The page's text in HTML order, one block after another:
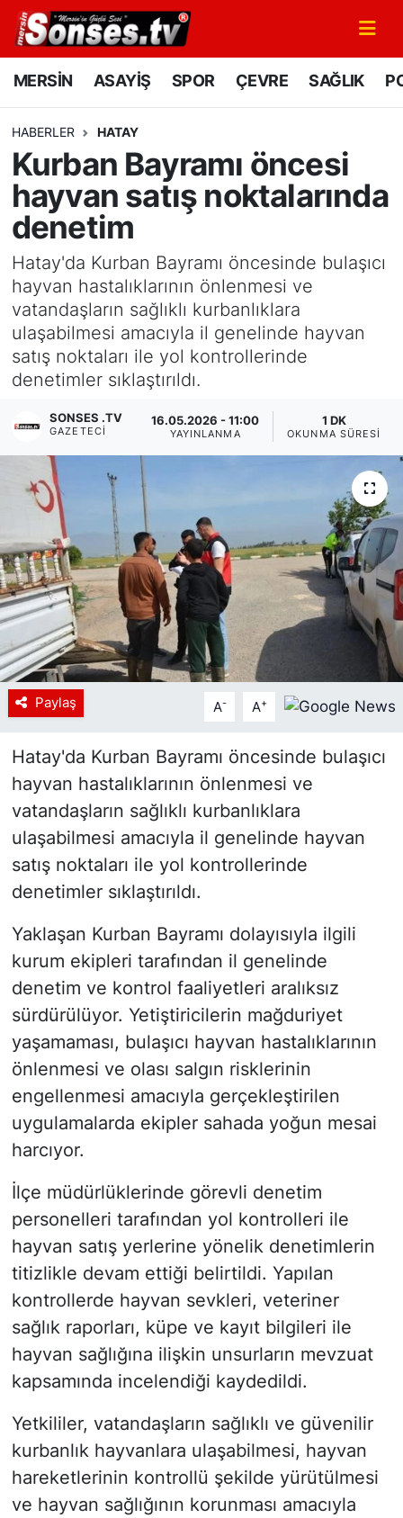
MERSİN ASAYİŞ SPOR ÇEVRE SAĞLIK
HABERLER HATAY
Kurban Bayramı öncesi
hayvan satış noktalarında
denetim
Hatay'da Kurban Bayramı öncesinde bulaşıcı
hayvan hastalıklarının önlenmesi ve
vatandaşların sağlıklı kurbanlıklara
ulaşabilmesi amacıyla il genelinde hayvan
satış noktaları ile yol kontrollerinde
denetimler sıklaştırıldı.
SONSES .TV
GAZETECI
16.05.2026 - 11:00
YAYINLANMA
1 DK
OKUNMA SÜRESI
Paylaş A- A+
Hatay'da Kurban Bayramı öncesinde bulaşıcı
hayvan hastalıklarının önlenmesi ve
vatandaşların sağlıklı kurbanlıklara
ulaşabilmesi amacıyla il genelinde hayvan
satış noktaları ile yol kontrollerinde
denetimler sıklaştırıldı.
Yaklaşan Kurban Bayramı dolayısıyla ilgili
kurum ekipleri tarafından il genelinde
denetim ve kontrol faaliyetleri aralıksız
sürdürülüyor. Yetiştiricilerin mağduriyet
yaşamaması, bulaşıcı hayvan hastalıklarının
önlenmesi ve olası salgın risklerinin
engellenmesi amacıyla gerçekleştirilen
uygulamalarda ekipler sahada yoğun mesai
harcıyor.
İlçe müdürlüklerinde görevli denetim
personelleri tarafından yol kontrolleri ile
hayvan satış yerlerine yönelik denetimlerin
titizlikle devam ettiği belirtildi. Yapılan
kontrollerde hayvan sevkleri, veteriner
sağlık raporları, küpe ve kayıt bilgileri ile
hayvan sağlığına ilişkin unsurların mevzuat
kapsamında incelendiği kaydedildi.
Yetkililer, vatandaşların sağlıklı ve güvenilir
kurbanlık hayvanlara ulaşabilmesi, hayvan
hareketlerinin kontrollü şekilde yürütülmesi
ve hayvan sağlığının korunması amacıyla
MERSİN
SPOR
GÜNÜN MANŞETİ
DÜNYA
KÜLTÜR - SANAT
MAGAZİN
SAĞLIK
Siyaset
YEREL HABER
Haberde insan
Tanıtım
Mersin Nöbetçi Eczaneler
Mersin Namaz Vakitleri
Mersin Trafik Yoğunluk Haritası
Süper Lig Puan Durumu ve Fikstür
Tüm Manşetler
Son Dakika Haberleri
Haber Arşivi